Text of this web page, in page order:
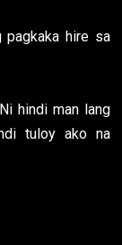
pagkaka hire sa
hindi man lang
tuloy ako na